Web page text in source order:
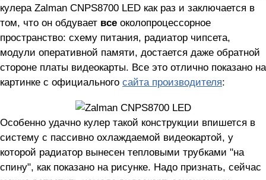
кулера Zalman CNPS8700 LED как раз и заключается в
том, что он обдувает все околопроцессорное
пространство: схему питания, радиатор чипсета,
модули оперативной памяти, достается даже обратной
стороне платы видеокарты. Все это отлично показано на
картинке с официального сайта производителя:
Особенно удачно кулер такой конструкции впишется в
систему с пассивно охлаждаемой видеокартой, у
которой радиатор вынесен тепловыми трубками "на
спину", как показано на рисунке. Надо признать, сейчас